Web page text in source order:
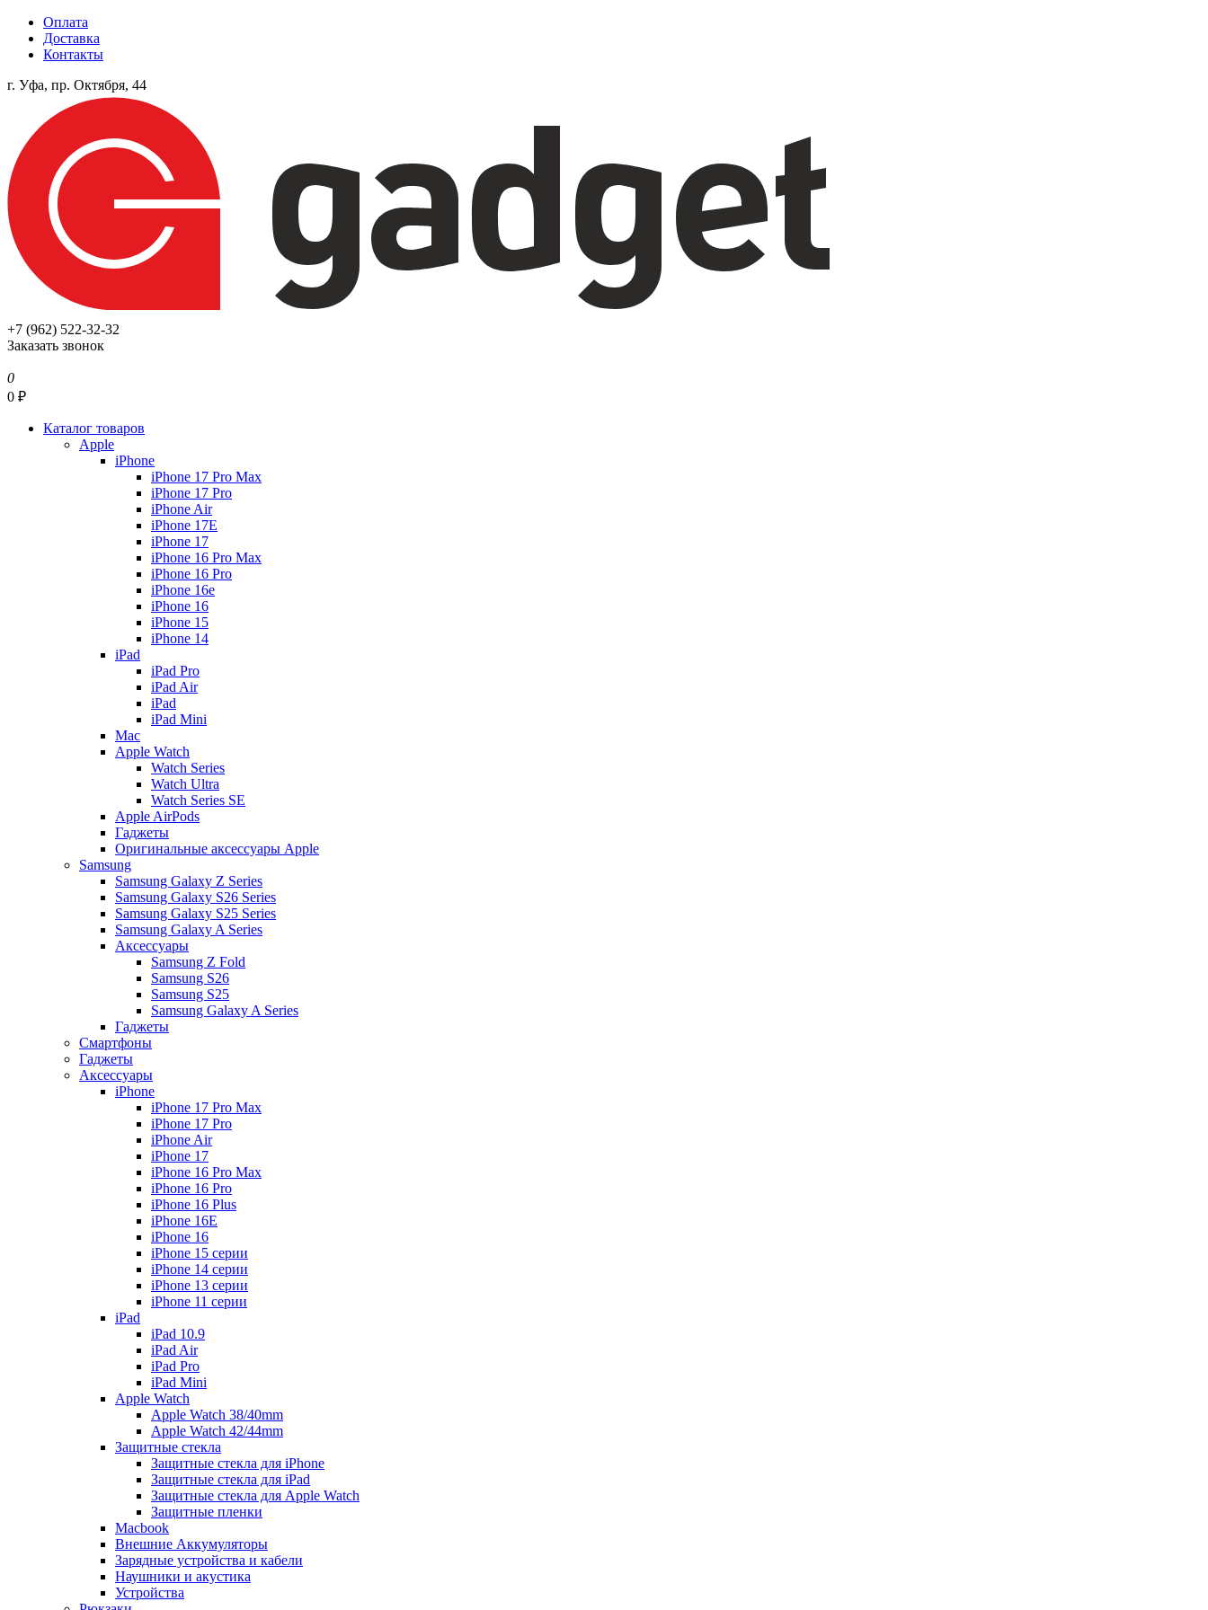
Оплата
Доставка
Контакты
г. Уфа, пр. Октября, 44
+7 (962) 522-32-32
Заказать звонок
0
0 ₽
Каталог товаров
Apple
iPhone
iPhone 17 Pro Max
iPhone 17 Pro
iPhone Air
iPhone 17E
iPhone 17
iPhone 16 Pro Max
iPhone 16 Pro
iPhone 16e
iPhone 16
iPhone 15
iPhone 14
iPad
iPad Pro
iPad Air
iPad
iPad Mini
Mac
Apple Watch
Watch Series
Watch Ultra
Watch Series SE
Apple AirPods
Гаджеты
Оригинальные аксессуары Apple
Samsung
Samsung Galaxy Z Series
Samsung Galaxy S26 Series
Samsung Galaxy S25 Series
Samsung Galaxy A Series
Аксессуары
Samsung Z Fold
Samsung S26
Samsung S25
Samsung Galaxy A Series
Гаджеты
Смартфоны
Гаджеты
Аксессуары
iPhone
iPhone 17 Pro Max
iPhone 17 Pro
iPhone Air
iPhone 17
iPhone 16 Pro Max
iPhone 16 Pro
iPhone 16 Plus
iPhone 16E
iPhone 16
iPhone 15 серии
iPhone 14 серии
iPhone 13 серии
iPhone 11 серии
iPad
iPad 10.9
iPad Air
iPad Pro
iPad Mini
Apple Watch
Apple Watch 38/40mm
Apple Watch 42/44mm
Защитные стекла
Защитные стекла для iPhone
Защитные стекла для iPad
Защитные стекла для Apple Watch
Защитные пленки
Macbook
Внешние Аккумуляторы
Зарядные устройства и кабели
Наушники и акустика
Устройства